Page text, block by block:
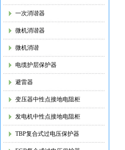
一次消谐器
微机消谐器
微机消谐
电缆护层保护器
避雷器
变压器中性点接地电阻柜
发电机中性点接地电阻柜
TBP复合式过电压保护器